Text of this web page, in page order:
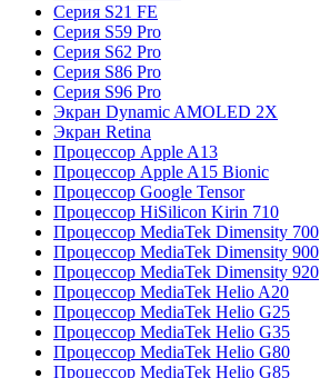
Серия S21 FE
Серия S59 Pro
Серия S62 Pro
Серия S86 Pro
Серия S96 Pro
Экран Dynamic AMOLED 2X
Экран Retina
Процессор Apple A13
Процессор Apple A15 Bionic
Процессор Google Tensor
Процессор HiSilicon Kirin 710
Процессор MediaTek Dimensity 700
Процессор MediaTek Dimensity 900
Процессор MediaTek Dimensity 920
Процессор MediaTek Helio A20
Процессор MediaTek Helio G25
Процессор MediaTek Helio G35
Процессор MediaTek Helio G80
Процессор MediaTek Helio G85